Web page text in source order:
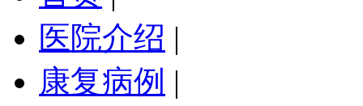
医院介绍 |
康复病例 |